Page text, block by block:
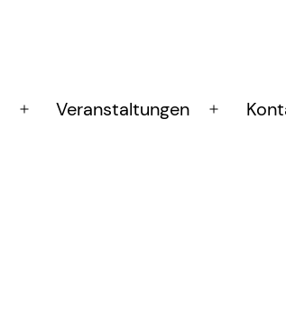
Menü
Veranstaltungen
Menü